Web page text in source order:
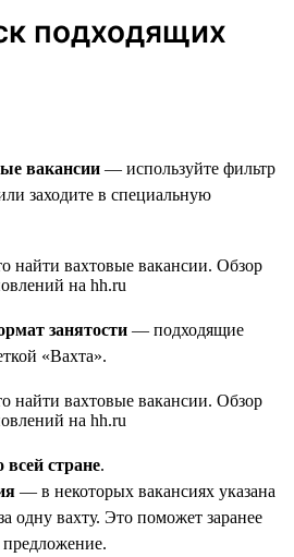
подходящих
вакансии — используйте фильтр
заходите в специальную
занятости — подходящие
«Вахта».
стране.
— в некоторых вакансиях указана
одну вахту. Это поможет заранее